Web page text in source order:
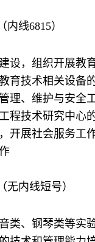
内线6815）
设，组织开展教
育技术相关设备
理、维护与安全
程技术研究中心
开展社会服务工
无内线短号）
类、钢琴类等实